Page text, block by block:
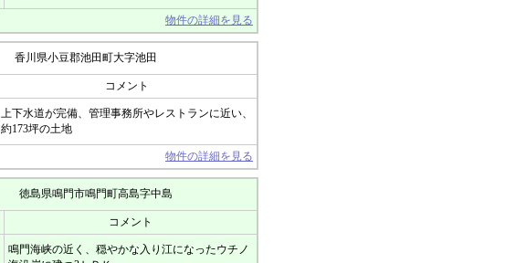
物件の詳細を見る
香川県小豆郡池田町大字池田
コメント
上下水道が完備、管理事務所やレストランに近い、
約173坪の土地
物件の詳細を見る
徳島県鳴門市鳴門町高島字中島
コメント
鳴門海峡の近く、穏やかな入り江になったウチノ